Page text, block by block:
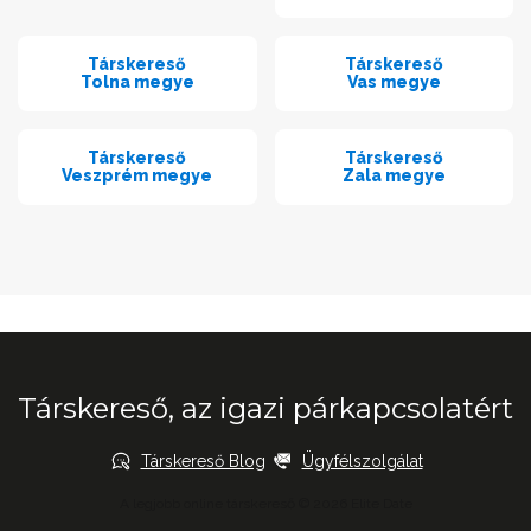
Társkereső
Tolna megye
Társkereső
Vas megye
Társkereső
Veszprém megye
Társkereső
Zala megye
Társkereső, az igazi párkapcsolatért
Társkereső Blog Ügyfélszolgálat